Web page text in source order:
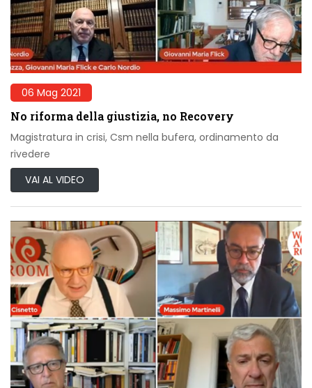
06 Mag 2021
No riforma della giustizia, no Recovery
Magistratura in crisi, Csm nella bufera, ordinamento da
rivedere
VAI AL VIDEO